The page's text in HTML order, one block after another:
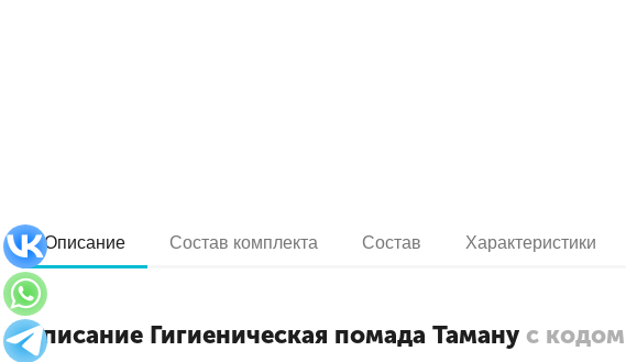
Описание Состав комплекта Состав Характеристики
Описание Гигиеническая помада Таману с